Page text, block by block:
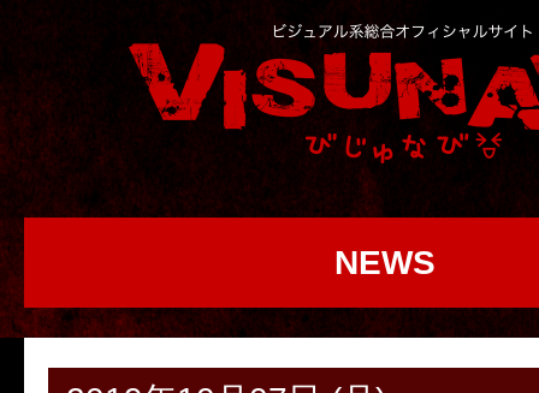
NEWS